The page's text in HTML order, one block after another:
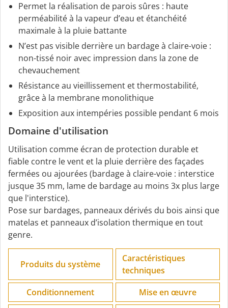
Permet la réalisation de parois sûres : haute
perméabilité à la vapeur d’eau et étanchéité
maximale à la pluie battante
N’est pas visible derrière un bardage à claire-voie :
non-tissé noir avec impression dans la zone de
chevauchement
Résistance au vieillissement et thermostabilité,
grâce à la membrane monolithique
Exposition aux intempéries possible pendant 6 mois
Domaine d'utilisation
Utilisation comme écran de protection durable et
fiable contre le vent et la pluie derrière des façades
fermées ou ajourées (bardage à claire-voie : interstice
jusque 35 mm, lame de bardage au moins 3x plus large
que l'interstice).
Pose sur bardages, panneaux dérivés du bois ainsi que
matelas et panneaux d’isolation thermique en tout
genre.
Produits du système
Caractéristiques
techniques
Conditionnement
Mise en œuvre